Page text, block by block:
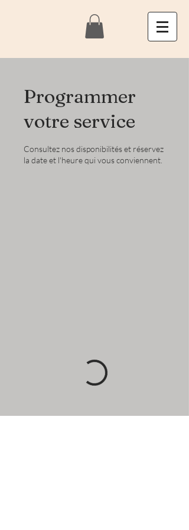
Programmer
votre service
Consultez nos disponibilités et réservez
la date et l'heure qui vous conviennent.